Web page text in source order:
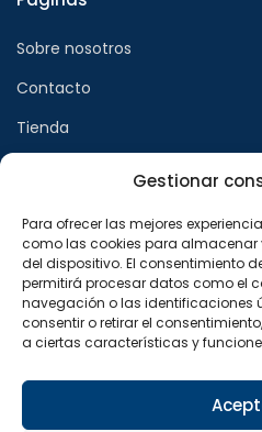
Gestionar
Para ofrecer las mejores
como las cookies para
del dispositivo. El consentimiento
permitirá procesar datos como el
navegación o las identificaciones
consentir o retirar el
a ciertas características y
Sobre nosotros
Contacto
Tienda
Aviso legal
Política de privacidad
Política de cookies
Síguenos en
F X I